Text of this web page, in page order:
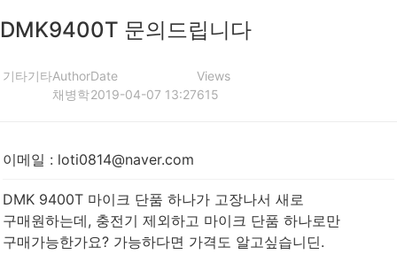
DMK9400T 문의드립니다
기타기타Author
채병학
Date
2019-04-07 13:27
Views
615
이메일 : loti0814@naver.com
DMK 9400T 마이크 단품 하나가 고장나서 새로
구매원하는데, 충전기 제외하고 마이크 단품 하나로만
구매가능한가요? 가능하다면 가격도 알고싶습니딘.